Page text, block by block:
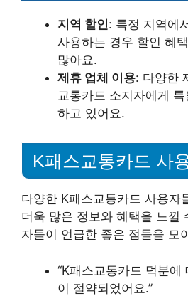
지역 할인: 특정 지역에
사용하는 경우 할인 혜
많아요.
제휴 업체 이용: 다양한
교통카드 소지자에게
하고 있어요.
K패스교통카드 사
다양한 K패스교통카드 사용자
더욱 많은 정보와 혜택을 느낄
자들이 언급한 좋은 점들을 모
“K패스교통카드 덕분에
이 절약되었어요.”